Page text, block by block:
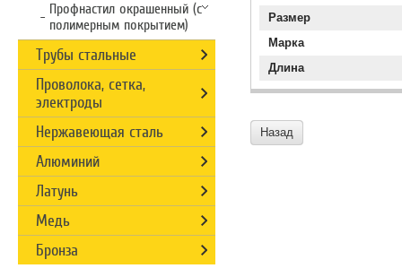
Размер
Марка
Длина
Назад
Профнастил окрашенный (с
полимерным покрытием)
Трубы стальные
Проволока, сетка,
электроды
Нержавеющая сталь
Алюминий
Латунь
Медь
Бронза